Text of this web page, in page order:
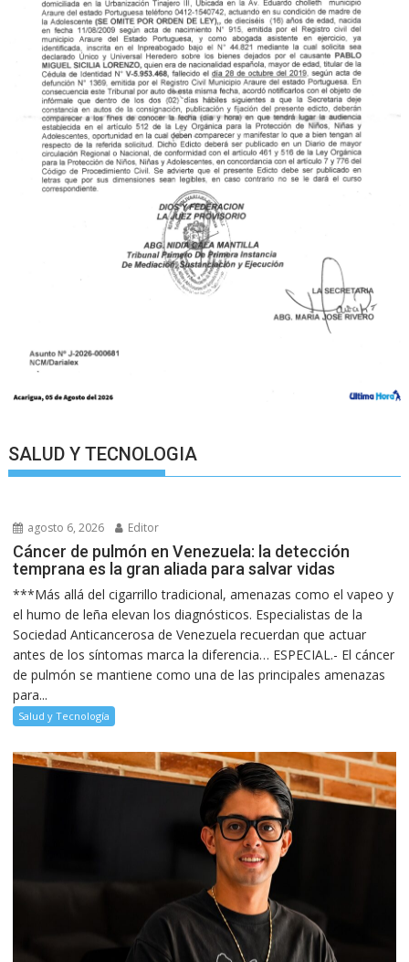
SALUD Y TECNOLOGIA
agosto 6, 2026 Editor
Cáncer de pulmón en Venezuela: la detección
temprana es la gran aliada para salvar vidas
***Más allá del cigarrillo tradicional, amenazas como el vapeo y
el humo de leña elevan los diagnósticos. Especialistas de la
Sociedad Anticancerosa de Venezuela recuerdan que actuar
antes de los síntomas marca la diferencia… ESPECIAL.- El cáncer
de pulmón se mantiene como una de las principales amenazas
para...
Salud y Tecnología